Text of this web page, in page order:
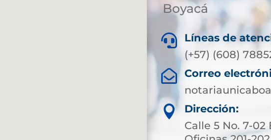
Boyacá

Líneas de
(+57) (608)

Correo

Dirección:
Calle 5 No. 7-